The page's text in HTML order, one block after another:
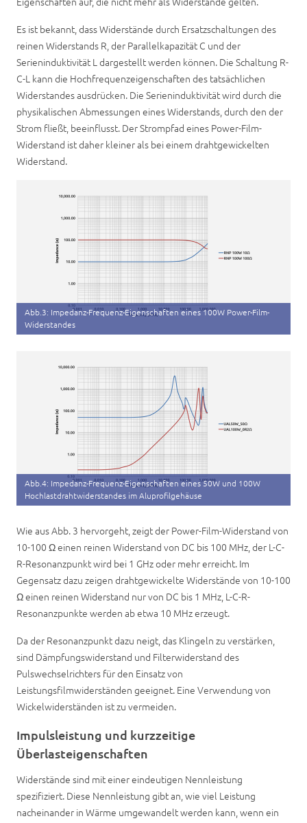
Es ist bekannt, dass Widerstände durch Ersatzschaltungen des
reinen Widerstands R, der Parallelkapazität C und der
Serieninduktivität L dargestellt werden können. Die Schaltung R-
C-L kann die Hochfrequenzeigenschaften des tatsächlichen
Widerstandes ausdrücken. Die Serieninduktivität wird durch die
physikalischen Abmessungen eines Widerstands, durch den der
Strom fließt, beeinflusst. Der Strompfad eines Power-Film-
Widerstand ist daher kleiner als bei einem drahtgewickelten
Widerstand.
Abb.3: Impedanz-Frequenz-Eigenschaften eines 100W Power-Film-
Widerstandes
Abb.4: Impedanz-Frequenz-Eigenschaften eines 50W und 100W
Hochlastdrahtwiderstandes im Aluprofilgehäuse
Wie aus Abb. 3 hervorgeht, zeigt der Power-Film-Widerstand von
10-100 Ω einen reinen Widerstand von DC bis 100 MHz, der L-C-
R-Resonanzpunkt wird bei 1 GHz oder mehr erreicht. Im
Gegensatz dazu zeigen drahtgewickelte Widerstände von 10-100
Ω einen reinen Widerstand nur von DC bis 1 MHz, L-C-R-
Resonanzpunkte werden ab etwa 10 MHz erzeugt.
Da der Resonanzpunkt dazu neigt, das Klingeln zu verstärken,
sind Dämpfungswiderstand und Filterwiderstand des
Pulswechselrichters für den Einsatz von
Leistungsfilmwiderständen geeignet. Eine Verwendung von
Wickelwiderständen ist zu vermeiden.
Impulsleistung und kurzzeitige
Überlasteigenschaften
Widerstände sind mit einer eindeutigen Nennleistung
spezifiziert. Diese Nennleistung gibt an, wie viel Leistung
nacheinander in Wärme umgewandelt werden kann, wenn ein